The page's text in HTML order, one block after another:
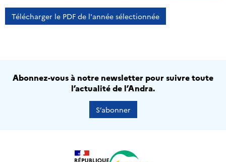
Télécharger le PDF de l'année sélectionnée
Abonnez-vous à notre newsletter pour suivre toute
l’actualité de l’Andra.
S’abonner